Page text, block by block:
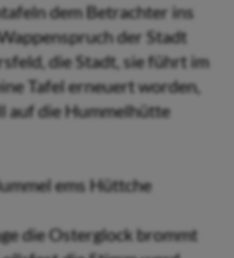
dem Betrachter ins
der Stadt
die Stadt, sie führt im
Tafel erneuert worden,
auf die Hummelhütte
ems Hüttche
die Osterglock brommt